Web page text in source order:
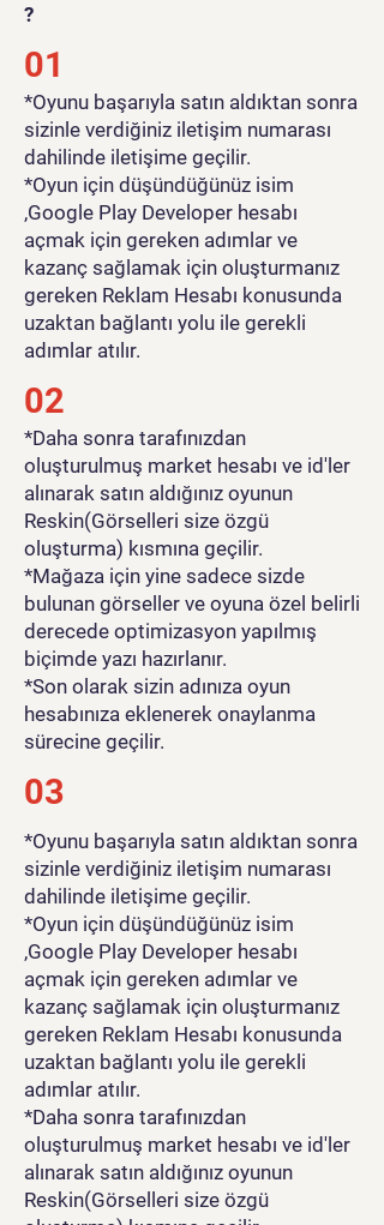
?
01
*Oyunu başarıyla satın aldıktan sonra
sizinle verdiğiniz iletişim numarası
dahilinde iletişime geçilir.
*Oyun için düşündüğünüz isim
,Google Play Developer hesabı
açmak için gereken adımlar ve
kazanç sağlamak için oluşturmanız
gereken Reklam Hesabı konusunda
uzaktan bağlantı yolu ile gerekli
adımlar atılır.
02
*Daha sonra tarafınızdan
oluşturulmuş market hesabı ve id'ler
alınarak satın aldığınız oyunun
Reskin(Görselleri size özgü
oluşturma) kısmına geçilir.
*Mağaza için yine sadece sizde
bulunan görseller ve oyuna özel belirli
derecede optimizasyon yapılmış
biçimde yazı hazırlanır.
*Son olarak sizin adınıza oyun
hesabınıza eklenerek onaylanma
sürecine geçilir.
03
*Oyunu başarıyla satın aldıktan sonra
sizinle verdiğiniz iletişim numarası
dahilinde iletişime geçilir.
*Oyun için düşündüğünüz isim
,Google Play Developer hesabı
açmak için gereken adımlar ve
kazanç sağlamak için oluşturmanız
gereken Reklam Hesabı konusunda
uzaktan bağlantı yolu ile gerekli
adımlar atılır.
*Daha sonra tarafınızdan
oluşturulmuş market hesabı ve id'ler
alınarak satın aldığınız oyunun
Reskin(Görselleri size özgü